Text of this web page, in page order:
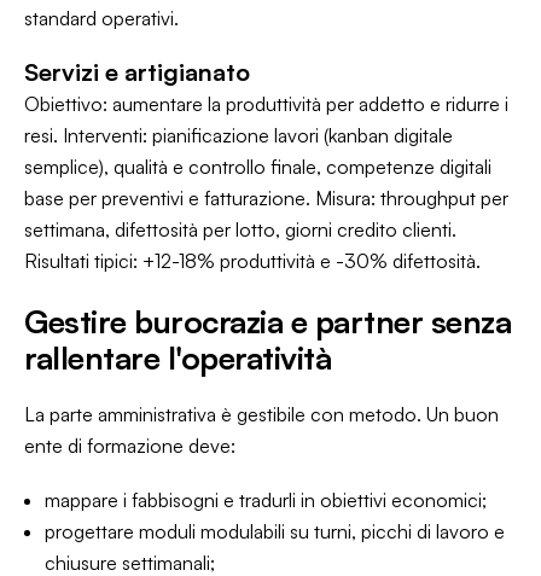
standard operativi.
Servizi e artigianato
Obiettivo: aumentare la produttività per addetto e ridurre i
resi. Interventi: pianificazione lavori (kanban digitale
semplice), qualità e controllo finale, competenze digitali
base per preventivi e fatturazione. Misura: throughput per
settimana, difettosità per lotto, giorni credito clienti.
Risultati tipici: +12-18% produttività e -30% difettosità.
Gestire burocrazia e partner senza
rallentare l'operatività
La parte amministrativa è gestibile con metodo. Un buon
ente di formazione deve:
mappare i fabbisogni e tradurli in obiettivi economici;
progettare moduli modulabili su turni, picchi di lavoro e
chiusure settimanali;